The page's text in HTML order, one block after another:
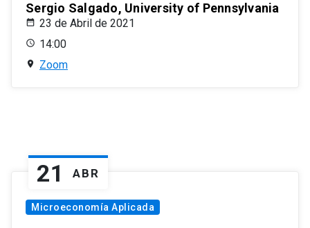
Sergio Salgado, University of Pennsylvania
23 de Abril de 2021
14:00
Zoom
21 ABR
Microeconomía Aplicada